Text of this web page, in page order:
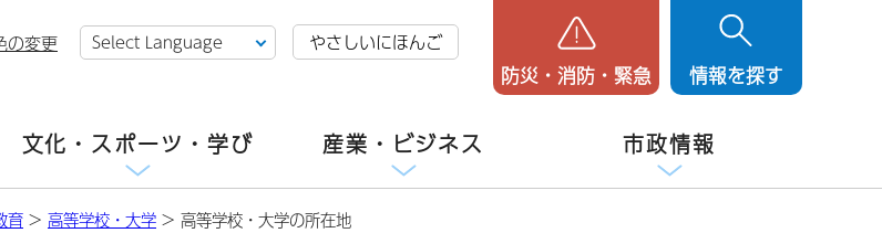
の変更 やさしいにほんご
防災・消防・緊急 情報を探す
文化・スポーツ・学び 産業・ビジネス 市政情報
育 > 高等学校・大学 > 高等学校・大学の所在地